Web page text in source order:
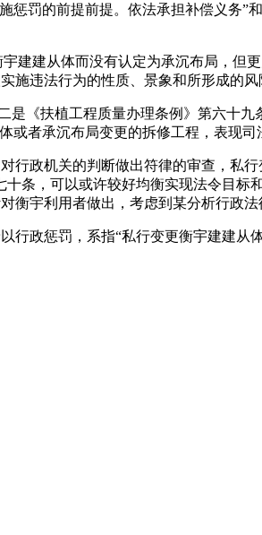
罚的前提前提。依法承担补偿义务”
建从体而没有认定为承沉布局，但
违法行为的性质、景象和所形成的风
扶植工程质量办理条例》第六十九
者承沉布局变更的拆修工程，表现司
政机关的判断做出符律的审查，私行
条，可以或许较好均衡实现法令目标
衡宇利用者做出，考虑到某分析行政法
惩罚，系指“私行变更衡宇建建从